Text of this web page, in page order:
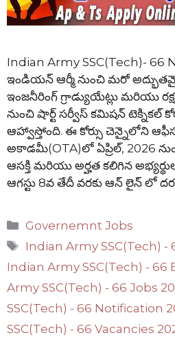
Indian Army SSC(Tech)- 66
ఇండియన్ ఆర్మీ నుంచి మరో
ఇంజనీరింగ్ గ్రాడ్యుయేట్లు మరియు
నుంచి షార్ట్ సర్వీస్ కమిషన్ టెక్నికల్
ఆహ్వాస్తోంది. ఈ కోర్సు చెన్నైలోని
అకాడమీ(OTA)లో ఏప్రిల్, 2026
ఆసక్తి మరియు అర్హత కలిగిన
ఆగస్టు 8వ తేదీ వరకు ఆన్ లైన్ లో
Categories
Governemnt Jobs
Tags
Indian Army SSC(Tech)
Indian Army SSC(Tech) - 66
Army SSC(Tech) - 66 Jobs
SSC(Tech) - 66 Notification
SSC(Tech) - 66 Vacancies